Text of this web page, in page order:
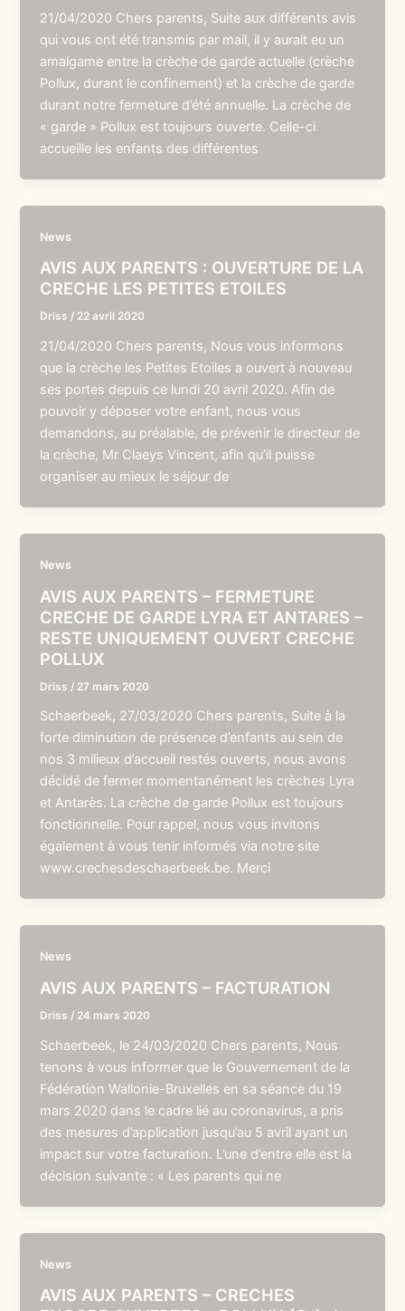
21/04/2020 Chers parents, Suite aux différents avis
qui vous ont été transmis par mail, il y aurait eu un
amalgame entre la crèche de garde actuelle (crèche
Pollux, durant le confinement) et la crèche de garde
durant notre fermeture d’été annuelle. La crèche de
« garde » Pollux est toujours ouverte. Celle-ci
accueille les enfants des différentes
News
AVIS AUX PARENTS : OUVERTURE DE LA
CRECHE LES PETITES ETOILES
Driss / 22 avril 2020
21/04/2020 Chers parents, Nous vous informons
que la crèche les Petites Etoiles a ouvert à nouveau
ses portes depuis ce lundi 20 avril 2020. Afin de
pouvoir y déposer votre enfant, nous vous
demandons, au préalable, de prévenir le directeur de
la crèche, Mr Claeys Vincent, afin qu’il puisse
organiser au mieux le séjour de
News
AVIS AUX PARENTS – FERMETURE
CRECHE DE GARDE LYRA ET ANTARES –
RESTE UNIQUEMENT OUVERT CRECHE
POLLUX
Driss / 27 mars 2020
Schaerbeek, 27/03/2020 Chers parents, Suite à la
forte diminution de présence d’enfants au sein de
nos 3 milieux d’accueil restés ouverts, nous avons
décidé de fermer momentanément les crèches Lyra
et Antarès. La crèche de garde Pollux est toujours
fonctionnelle. Pour rappel, nous vous invitons
également à vous tenir informés via notre site
www.crechesdeschaerbeek.be. Merci
News
AVIS AUX PARENTS – FACTURATION
Driss / 24 mars 2020
Schaerbeek, le 24/03/2020 Chers parents, Nous
tenons à vous informer que le Gouvernement de la
Fédération Wallonie-Bruxelles en sa séance du 19
mars 2020 dans le cadre lié au coronavirus, a pris
des mesures d’application jusqu’au 5 avril ayant un
impact sur votre facturation. L’une d’entre elle est la
décision suivante : « Les parents qui ne
News
AVIS AUX PARENTS – CRECHES